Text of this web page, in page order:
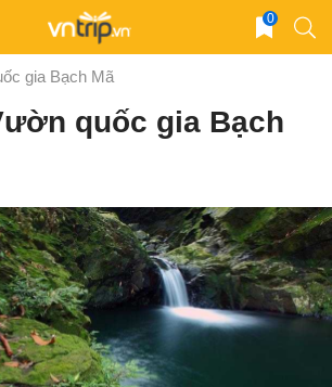
0
gia Bạch Mã
quốc gia Bạch